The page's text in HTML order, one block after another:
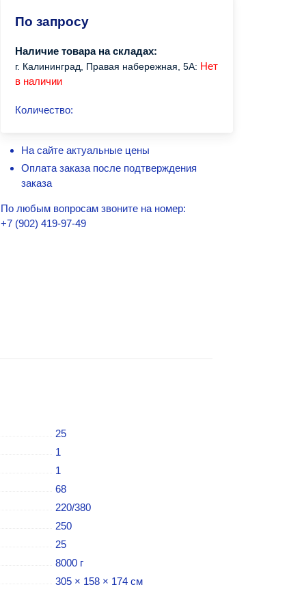
По запросу
Наличие товара на складах:
г. Калининград, Правая набережная, 5А: Нет
в наличии
Количество:
На сайте актуальные цены
Оплата заказа после подтверждения
заказа
По любым вопросам звоните на номер:
+7 (902) 419-97-49
25
1
1
68
220/380
250
25
8000 г
305 × 158 × 174 см